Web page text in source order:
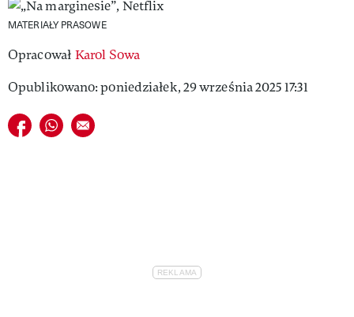
MATERIAŁY PRASOWE
Opracował Karol Sowa
Opublikowano: poniedziałek, 29 września 2025 17:31
Udostępnij na facebook
Udostępnij na whatsapp
E-mail do przyjaciela